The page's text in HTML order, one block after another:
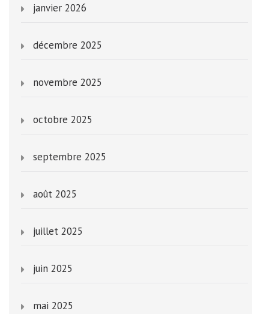
janvier 2026
décembre 2025
novembre 2025
octobre 2025
septembre 2025
août 2025
juillet 2025
juin 2025
mai 2025